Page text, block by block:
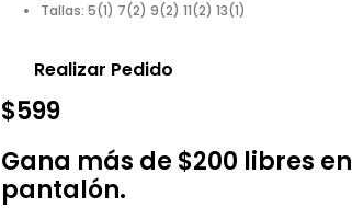
Tallas: 5(1) 7(2) 9(2) 11(2) 13(1)
Realizar Pedido
$599
Gana más de $200 libres
pantalón.